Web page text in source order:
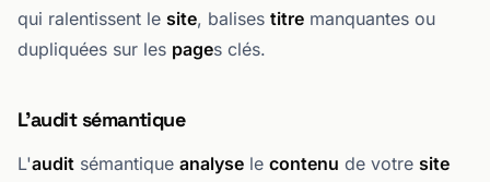
qui ralentissent le site, balises titre manquantes ou
dupliquées sur les pages clés.
L'audit sémantique
L'audit sémantique analyse le contenu de votre site